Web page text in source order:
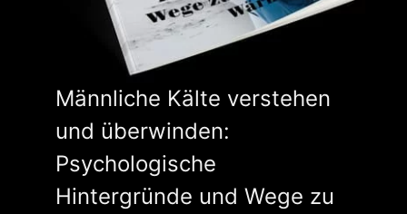
Männliche Kälte verstehen
und überwinden:
Psychologische
Hintergründe und Wege zu